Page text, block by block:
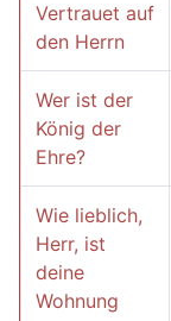
Vertrauet auf
den Herrn
Wer ist der
König der
Ehre?
Wie lieblich,
Herr, ist
deine
Wohnung